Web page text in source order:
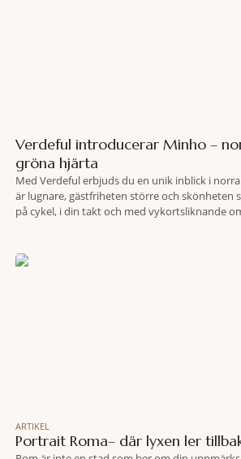
Verdeful introducerar Minho –
gröna hjärta
Med Verdeful erbjuds du en unik inblick i
är lugnare, gästfriheten större och skönheten
på cykel, i din takt och med vykortsliknande
travel när det
ARTIKEL
Portrait Roma– där lyxen ler